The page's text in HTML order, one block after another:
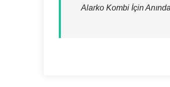
Alarko Kombi İçin